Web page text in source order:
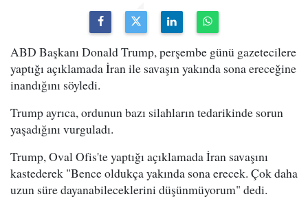
ABD Başkanı Donald Trump, perşembe günü gazetecilere
yaptığı açıklamada İran ile savaşın yakında sona ereceğine
inandığını söyledi.
Trump ayrıca, ordunun bazı silahların tedarikinde sorun
yaşadığını vurguladı.
Trump, Oval Ofis'te yaptığı açıklamada İran savaşını
kastederek "Bence oldukça yakında sona erecek. Çok daha
uzun süre dayanabileceklerini düşünmüyorum" dedi.